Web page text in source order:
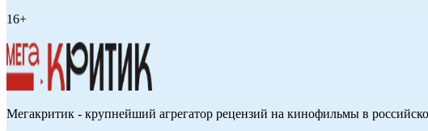
16+
Мегакритик - крупнейший агрегатор рецензий на кинофильмы в